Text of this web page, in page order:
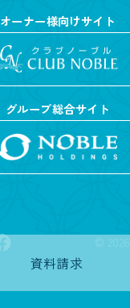
オーナー様向けサイト
グループ総合サイト
© 2026
資料請求